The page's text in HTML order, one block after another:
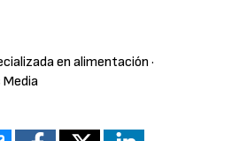
en alimentación ·